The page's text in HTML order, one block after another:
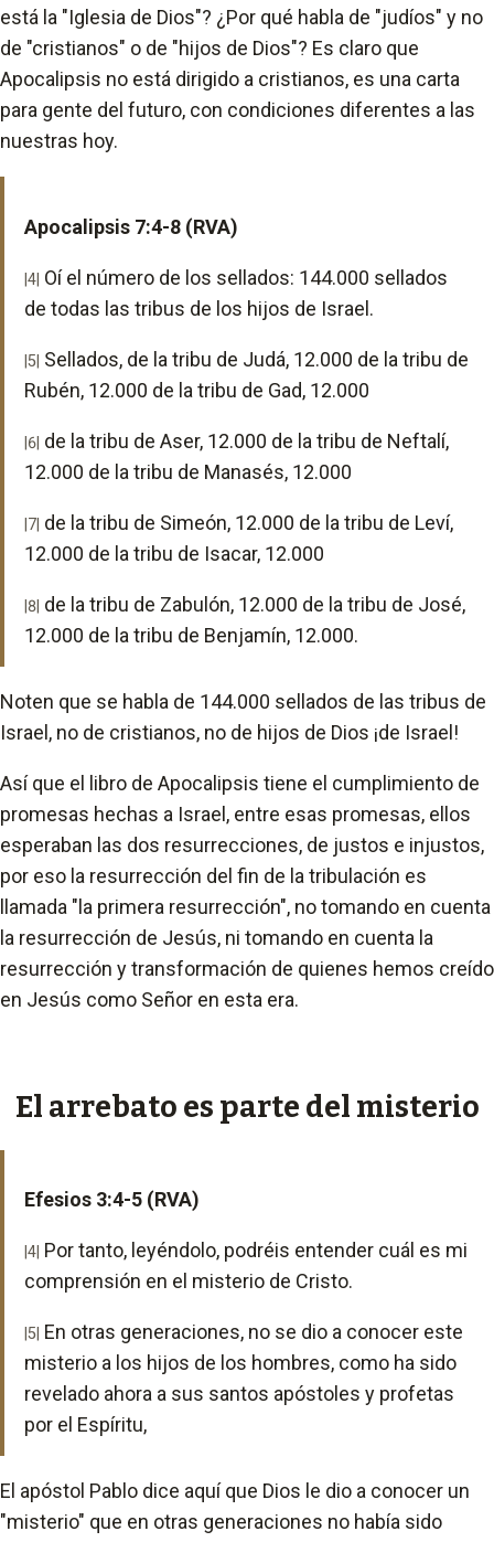
está la "Iglesia de Dios"? ¿Por qué habla de "judíos" y no
de "cristianos" o de "hijos de Dios"? Es claro que
Apocalipsis no está dirigido a cristianos, es una carta
para gente del futuro, con condiciones diferentes a las
nuestras hoy.
Apocalipsis 7:4-8 (RVA)
|4| Oí el número de los sellados: 144.000 sellados
de todas las tribus de los hijos de Israel.
|5| Sellados, de la tribu de Judá, 12.000 de la tribu de
Rubén, 12.000 de la tribu de Gad, 12.000
|6| de la tribu de Aser, 12.000 de la tribu de Neftalí,
12.000 de la tribu de Manasés, 12.000
|7| de la tribu de Simeón, 12.000 de la tribu de Leví,
12.000 de la tribu de Isacar, 12.000
|8| de la tribu de Zabulón, 12.000 de la tribu de José,
12.000 de la tribu de Benjamín, 12.000.
Noten que se habla de 144.000 sellados de las tribus de
Israel, no de cristianos, no de hijos de Dios ¡de Israel!
Así que el libro de Apocalipsis tiene el cumplimiento de
promesas hechas a Israel, entre esas promesas, ellos
esperaban las dos resurrecciones, de justos e injustos,
por eso la resurrección del fin de la tribulación es
llamada "la primera resurrección", no tomando en cuenta
la resurrección de Jesús, ni tomando en cuenta la
resurrección y transformación de quienes hemos creído
en Jesús como Señor en esta era.
El arrebato es parte del misterio
Efesios 3:4-5 (RVA)
|4| Por tanto, leyéndolo, podréis entender cuál es mi
comprensión en el misterio de Cristo.
|5| En otras generaciones, no se dio a conocer este
misterio a los hijos de los hombres, como ha sido
revelado ahora a sus santos apóstoles y profetas
por el Espíritu,
El apóstol Pablo dice aquí que Dios le dio a conocer un
"misterio" que en otras generaciones no había sido